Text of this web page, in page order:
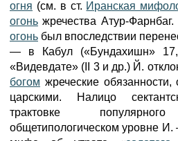
огня (см. в ст. Иранская
огонь жречества Атур-
огонь был впоследствии
— в Кабул («Бундахишн»
«Видевдате» (II 3 и др.) Й.
богом жреческие
царскими. Налицо
трактовке
общетипологическом уровне